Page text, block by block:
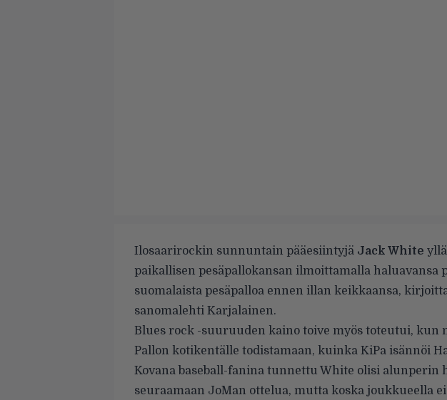
Ilosaarirockin sunnuntain pääesiintyjä Jack White
paikallisen pesäpallokansan ilmoittamalla haluavansa
suomalaista pesäpalloa ennen illan keikkaansa,
sanomalehti Karjalainen.
Blues rock -suuruuden kaino toive myös toteutui, kun
Pallon kotikentälle todistamaan, kuinka KiPa isännöi
Kovana baseball-fanina tunnettu White olisi alunperin
seuraamaan JoMan ottelua, mutta koska joukkueella